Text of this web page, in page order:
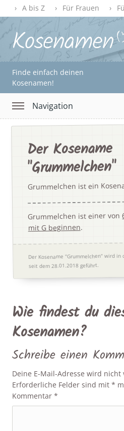
A bis Z Für Frauen
Finde einfach deinen
Kosenamen!
Navigation
Der Kosename
"Grummelchen"
Grummelchen ist ein
Grummelchen ist einer von
mit G beginnen.
Der Kosename "Grummelchen" wird in
seit dem 28.01.2018 geführt.
Wie findest du
Kosenamen?
Schreibe einen
Deine E-Mail-Adresse wird
Erforderliche Felder sind mit*
Kommentar*